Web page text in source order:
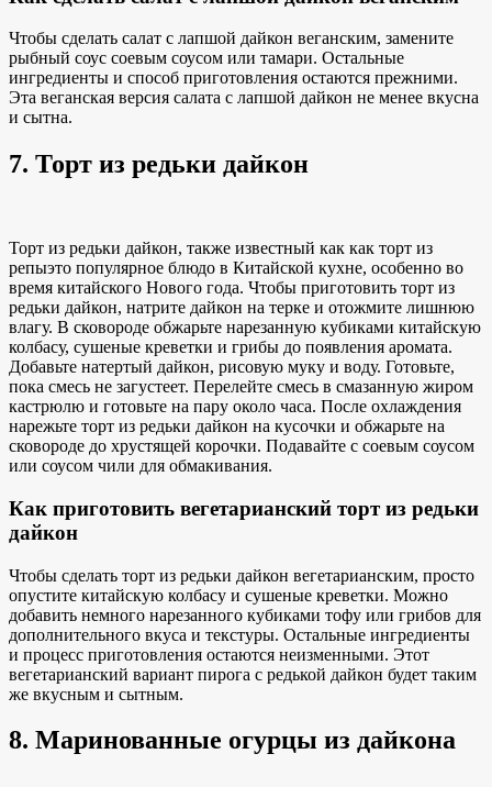
Чтобы сделать салат с лапшой дайкон веганским, замените
рыбный соус соевым соусом или тамари. Остальные
ингредиенты и способ приготовления остаются прежними.
Эта веганская версия салата с лапшой дайкон не менее вкусна
и сытна.
7. Торт из редьки дайкон
Торт из редьки дайкон, также известный как как торт из
репыэто популярное блюдо в Китайской кухне, особенно во
время китайского Нового года. Чтобы приготовить торт из
редьки дайкон, натрите дайкон на терке и отожмите лишнюю
влагу. В сковороде обжарьте нарезанную кубиками китайскую
колбасу, сушеные креветки и грибы до появления аромата.
Добавьте натертый дайкон, рисовую муку и воду. Готовьте,
пока смесь не загустеет. Перелейте смесь в смазанную жиром
кастрюлю и готовьте на пару около часа. После охлаждения
нарежьте торт из редьки дайкон на кусочки и обжарьте на
сковороде до хрустящей корочки. Подавайте с соевым соусом
или соусом чили для обмакивания.
Как приготовить вегетарианский торт из редьки
дайкон
Чтобы сделать торт из редьки дайкон вегетарианским, просто
опустите китайскую колбасу и сушеные креветки. Можно
добавить немного нарезанного кубиками тофу или грибов для
дополнительного вкуса и текстуры. Остальные ингредиенты
и процесс приготовления остаются неизменными. Этот
вегетарианский вариант пирога с редькой дайкон будет таким
же вкусным и сытным.
8. Маринованные огурцы из дайкона